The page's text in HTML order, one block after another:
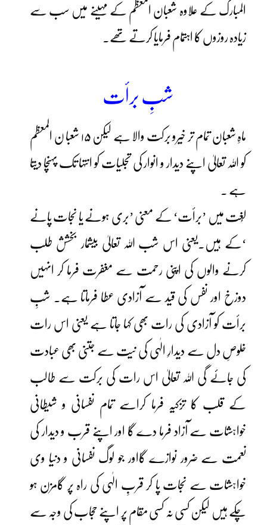
المبارک کے علاوہ شعبان المعظم کے مہینے میں سب سے
زیادہ روزوں کا اہتمام فرمایا کرتے تھے۔
شبِ برأت
ماہِ شعبان تمام تر خیرو برکت والا ہے لیکن ۱۵ شعبا ن المعظم
کو اللہ تعالیٰ اپنے دیدار و انوار کی تجلیات کو انتہا تک پہنچا دیتا
ہے ۔
لُغت میں ’برأت‘ کے معنی ’بری ہونے یا نجات پانے
‘کے ہیں۔یعنی اس شب اللہ تعالیٰ بیشمار بخشش طلب
کرنے والوں کی اپنی رحمت سے مغفرت فرما کر انہیں
دوزخ اور نفس کی قید سے آزادی عطا فرماتا ہے۔ شبِ
برأت کو آزادی کی رات بھی کہا جاتا ہے یعنی اس رات
خلوصِ دل سے دیدارِ الٰہی کی نیت سے جتنی بھی عبادت
کی جائے گی اللہ تعالیٰ اس رات کی برکت سے طالب
کے قلب کا تزکیہ فرما کراسے تمام نفسانی و شیطانی
خواہشات سے آزاد فرما دے گا اور اپنے قرب و دیدار کی
نعمت سے ضرور نوازے گااور جو لوگ نفسانی و دنیا وی
خواہشات سے نجات پا کر قربِ الٰہی کی راہ پر گامزن ہو
چکے ہیں لیکن کسی نہ کسی مقام پر اپنے حجاب کی وجہ سے